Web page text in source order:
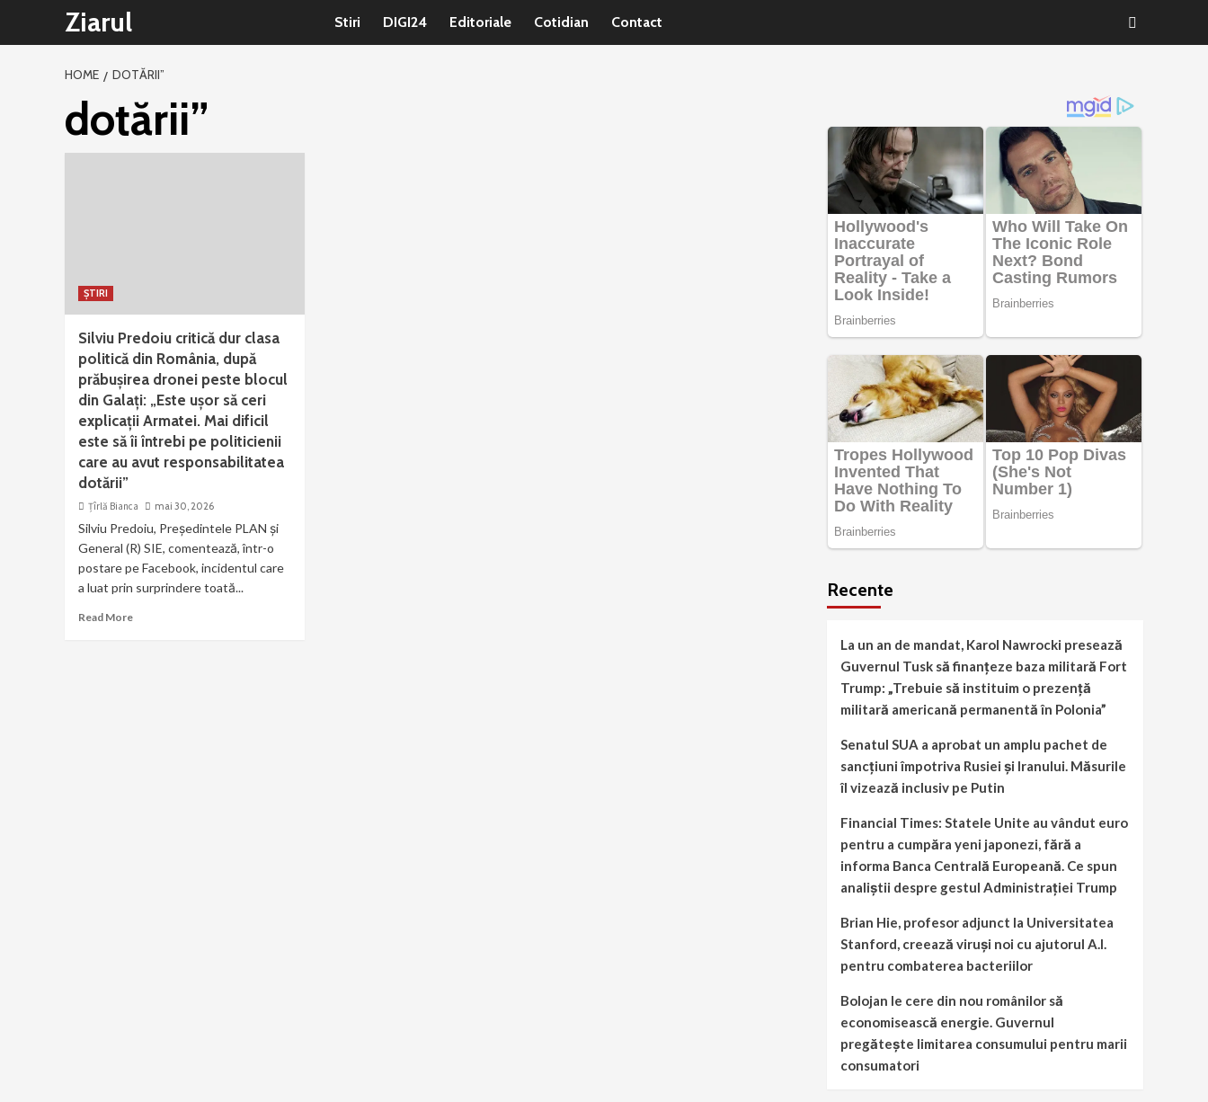
Ziarul Stiri DIGI24 Editoriale Cotidian Contact
HOME DOTĂRII”
dotării”
ȘTIRI
Silviu Predoiu critică dur clasa
politică din România, după
prăbușirea dronei peste blocul
din Galați: „Este ușor să ceri
explicații Armatei. Mai dificil
este să îi întrebi pe politicienii
care au avut responsabilitatea
dotării”
Țîrlă Bianca mai 30, 2026
Silviu Predoiu, Președintele PLAN și
General (R) SIE, comentează, într-o
postare pe Facebook, incidentul care
a luat prin surprindere toată...
Read More
Recente
La un an de mandat, Karol Nawrocki presează
Guvernul Tusk să finanțeze baza militară Fort
Trump: „Trebuie să instituim o prezență
militară americană permanentă în Polonia”
Senatul SUA a aprobat un amplu pachet de
sancțiuni împotriva Rusiei și Iranului. Măsurile
îl vizează inclusiv pe Putin
Financial Times: Statele Unite au vândut euro
pentru a cumpăra yeni japonezi, fără a
informa Banca Centrală Europeană. Ce spun
analiștii despre gestul Administrației Trump
Brian Hie, profesor adjunct la Universitatea
Stanford, creează viruși noi cu ajutorul A.I.
pentru combaterea bacteriilor
Bolojan le cere din nou românilor să
economisească energie. Guvernul
pregătește limitarea consumului pentru marii
consumatori